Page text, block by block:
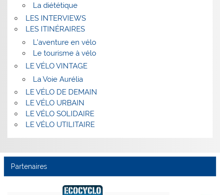
La diététique
LES INTERVIEWS
LES ITINÉRAIRES
L’aventure en vélo
Le tourisme à vélo
LE VÉLO VINTAGE
La Voie Aurélia
LE VÉLO DE DEMAIN
LE VÉLO URBAIN
LE VÉLO SOLIDAIRE
LE VÉLO UTILITAIRE
Partenaires